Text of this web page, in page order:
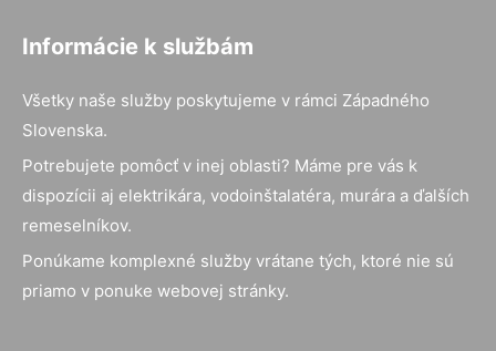
Informácie k službám
Všetky naše služby poskytujeme v rámci Západného
Slovenska.
Potrebujete pomôcť v inej oblasti? Máme pre vás k
dispozícii aj elektrikára, vodoinštalatéra, murára a ďalších
remeselníkov.
Ponúkame komplexné služby vrátane tých, ktoré nie sú
priamo v ponuke webovej stránky.